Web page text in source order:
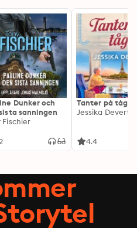
Dunker och
sanningen
Fischier
Tanter på tåg
Jessika Devert
4.4